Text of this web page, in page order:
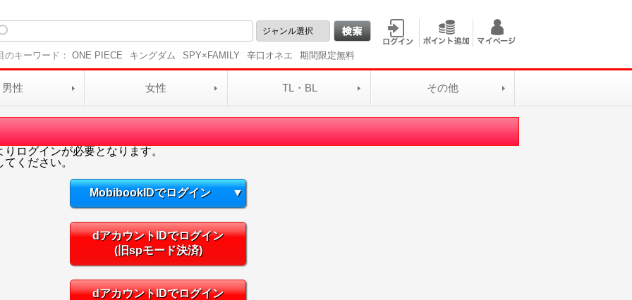
のキーワード： ONE PIECE キングダム SPY×FAMILY 辛口オネエ 期間限定無料
男性 女性 TL・BL その他
ログインが必要となります。
ください。
MobibookIDでログイン ▼
dアカウントIDでログイン
(旧spモード決済)
dアカウントIDでログイン